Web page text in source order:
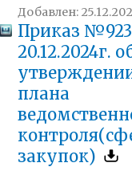
Добавлен:
Приказ
20.12.2024г.
плана
закупок)